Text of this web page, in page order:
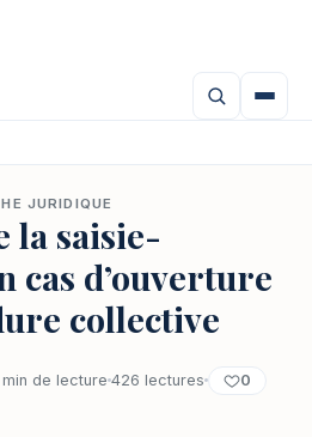
JURIDIQUE
la saisie-
cas d’ouverture
collective
min de lecture 426 lectures 0